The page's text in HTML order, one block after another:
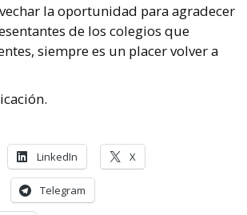
la oportunidad para agradecer
de los colegios que
siempre es un placer volver a
LinkedIn X
Telegram